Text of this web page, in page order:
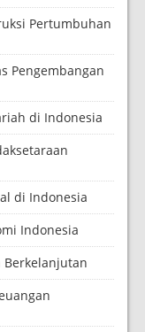
Pertumbuhan
Pengembangan
di Indonesia
di Indonesia
Indonesia
Berkelanjutan